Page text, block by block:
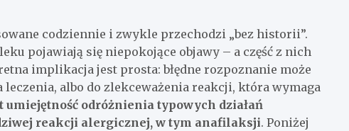
codziennie i zwykle przechodzi „bez historii”.
pojawiają się niepokojące objawy – a część z nich
implikacja jest prosta: błędne rozpoznanie może
albo do zlekceważenia reakcji, która wymaga
umiejętność odróżnienia typowych działań
reakcji alergicznej, w tym anafilaksji. Poniżej